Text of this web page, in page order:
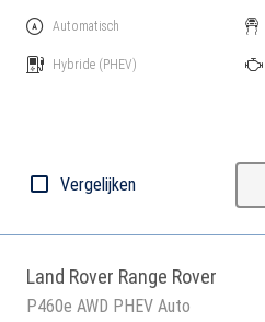
Automatisch
Hybride (PHEV)
Vergelijken
Land Rover Range Rover
P460e AWD PHEV Auto